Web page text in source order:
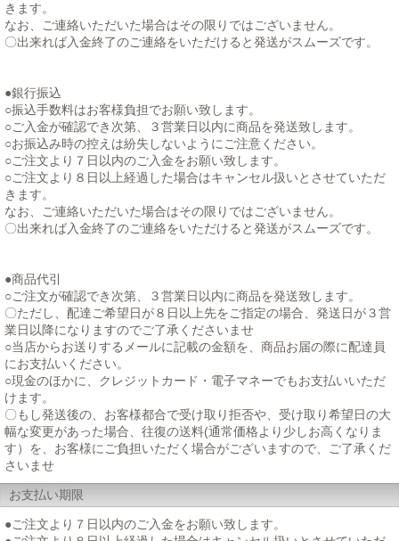
きます。
なお、ご連絡いただいた場合はその限りではございません。
〇出来れば入金終了のご連絡をいただけると発送がスムーズです。
●銀行振込
○振込手数料はお客様負担でお願い致します。
○ご入金が確認でき次第、３営業日以内に商品を発送致します。
○お振込み時の控えは紛失しないようにご注意ください。
○ご注文より７日以内のご入金をお願い致します。
○ご注文より８日以上経過した場合はキャンセル扱いとさせていただ
きます。
なお、ご連絡いただいた場合はその限りではございません。
〇出来れば入金終了のご連絡をいただけると発送がスムーズです。
●商品代引
○ご注文が確認でき次第、３営業日以内に商品を発送致します。
〇ただし、配達ご希望日が８日以上先をご指定の場合、発送日が３営
業日以降になりますのでご了承くださいませ
○当店からお送りするメールに記載の金額を、商品お届の際に配達員
にお支払いください。
○現金のほかに、クレジットカード・電子マネーでもお支払いいただ
けます。
〇もし発送後の、お客様都合で受け取り拒否や、受け取り希望日の大
幅な変更があった場合、往復の送料(通常価格より少しお高くなりま
す）を、お客様にご負担いただく場合がございますので、ご了承くだ
さいませ
お支払い期限
●ご注文より７日以内のご入金をお願い致します。